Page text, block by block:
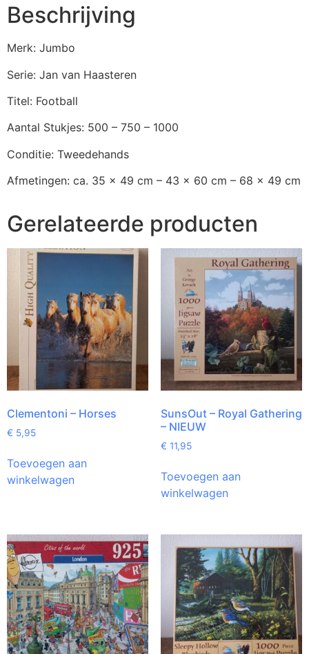
Beschrijving
Merk: Jumbo
Serie: Jan van Haasteren
Titel: Football
Aantal Stukjes: 500 – 750 – 1000
Conditie: Tweedehands
Afmetingen: ca. 35 x 49 cm – 43 x 60 cm – 68 x 49 cm
Gerelateerde producten
Clementoni – Horses
€ 5,95
Toevoegen aan
winkelwagen
SunsOut – Royal Gathering
– NIEUW
€ 11,95
Toevoegen aan
winkelwagen